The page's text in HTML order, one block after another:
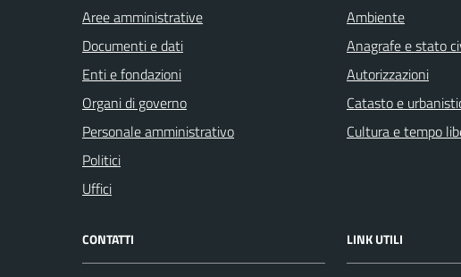
Aree amministrative
Documenti e dati
Enti e fondazioni
Organi di governo
Personale amministrativo
Politici
Uffici
Ambiente
Anagrafe e stato
Autorizzazioni
Catasto e
Cultura e tempo
CONTATTI LINK UTILI